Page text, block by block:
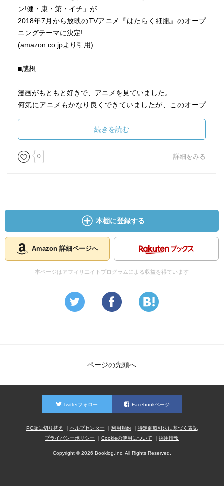
ン!健・康・第・イチ」が
2018年7月から放映のTVアニメ『はたらく細胞』のオープ
ニングテーマに決定!
(amazon.co.jpより引用)
■感想
漫画がもともと好きで、アニメを見ていました。
何気にアニメもかなり良くできていましたが、このオープ
ちゃんとしたアニソン。アニソンとして、よくできていま
す。
乗りもいいし、歌詞もしっかりアニメを表現しています。
キャラクターもしっかり表現されているし。しっかり世界
それよりも早く漫画でないかな～
続きを読む
0 詳細をみる
本棚に登録する
Amazon 詳細ページへ
本ページはアフィリエイトプログラムによる収益を得ています
ページの先頭へ
Twitterフォロー Facebookページ
PC版に切り替え ヘルプセンター 利用規約
特定商取引法に基づく表記
プライバシーポリシー
Cookieの使用について 採用情報
Copyright © 2026 Booklog,Inc. All Rights Reserved.